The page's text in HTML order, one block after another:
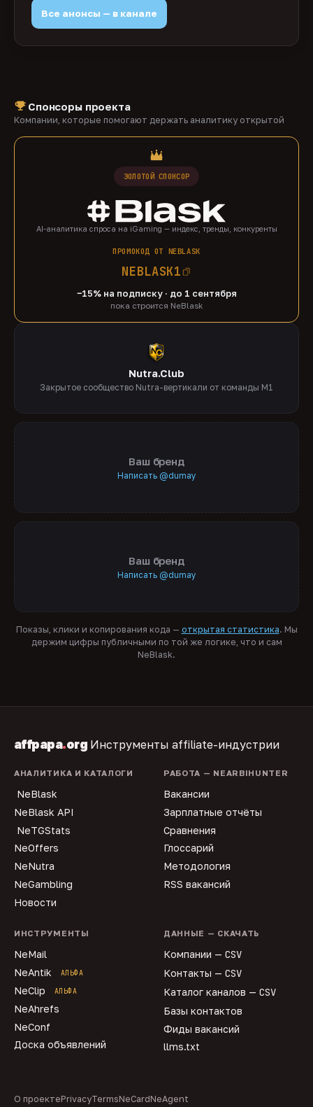
Все анонсы — в канале
Спонсоры проекта
Компании, которые помогают держать аналитику открытой
ЗОЛОТОЙ СПОНСОР
AI-аналитика спроса на iGaming — индекс, тренды, конкуренты
ПРОМОКОД ОТ NEBLASK
NEBLASK1
−15% на подписку · до 1 сентября
пока строится NeBlask
Nutra.Club
Закрытое сообщество Nutra-вертикали от команды M1
Ваш бренд
Написать @dumay
Ваш бренд
Написать @dumay
Показы, клики и копирования кода — открытая статистика. Мы
держим цифры публичными по той же логике, что и сам
NeBlask.
affpapa.org Инструменты affiliate-индустрии
АНАЛИТИКА И КАТАЛОГИ
NeBlask
NeBlask API
NeTGStats
NeOffers
NeNutra
NeGambling
Новости
РАБОТА — NEARBIHUNTER
Вакансии
Зарплатные отчёты
Сравнения
Глоссарий
Методология
RSS вакансий
ИНСТРУМЕНТЫ
NeMail
NeAntik
АЛЬФА
NeClip АЛЬФА
NeAhrefs
NeConf
Доска объявлений
ДАННЫЕ — СКАЧАТЬ
Компании — CSV
Контакты — CSV
Каталог каналов — CSV
Базы контактов
Фиды вакансий
llms.txt
О проектеPrivacyTermsNeCardNeAgent